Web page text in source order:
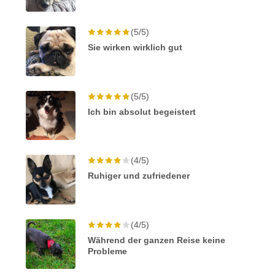
(5/5)
Sie wirken wirklich gut
(5/5)
Ich bin absolut begeistert
(4/5)
Ruhiger und zufriedener
(4/5)
Während der ganzen Reise keine
Probleme